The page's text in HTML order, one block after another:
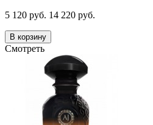
5 120 руб. 14 220 руб.
В корзину
Смотреть